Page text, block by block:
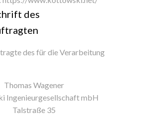
des
des für die Verarbeitung
Thomas Wagener
Ingenieurgesellschaft mbH
Talstraße 35